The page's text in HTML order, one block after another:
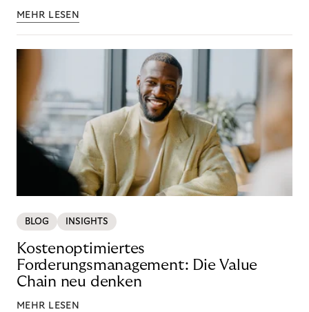
MEHR LESEN
BLOG INSIGHTS
Kostenoptimiertes
Forderungsmanagement: Die Value
Chain neu denken
MEHR LESEN